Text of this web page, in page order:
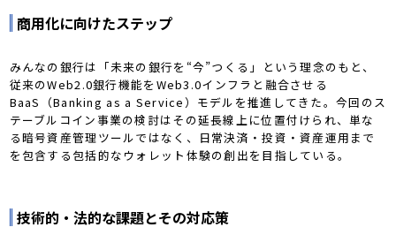
商用化に向けたステップ
みんなの銀行は「未来の銀行を“今”つくる」という理念のもと、
従来のWeb2.0銀行機能をWeb3.0インフラと融合させる
BaaS（Banking as a Service）モデルを推進してきた。今回のス
テーブルコイン事業の検討はその延長線上に位置付けられ、単な
る暗号資産管理ツールではなく、日常決済・投資・資産運用まで
を包含する包括的なウォレット体験の創出を目指している。
技術的・法的な課題とその対応策